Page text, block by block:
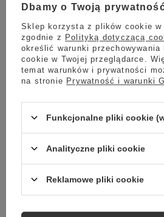
4.40 5 opinie
127,99 zł
Kawa ziarnista Quba Caffe No.6 250g
42,99 zł
Dbamy o Twoją
Sklep korzysta z plików cookie w
zgodnie z Polityką dotyczącą
określić warunki przechowywania
cookie w Twojej przeglądarce.
temat warunków i prywatności
na stronie Prywatność i warunki
Funkcjonalne pliki cookie
Analityczne pliki cookie
Reklamowe pliki cookie